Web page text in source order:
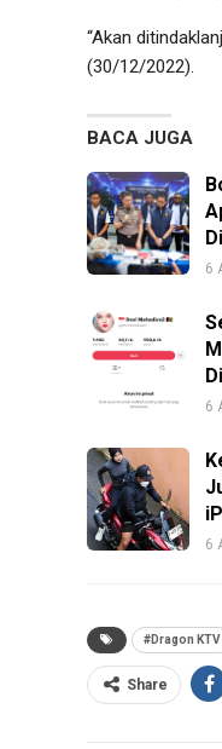
“Akan
(30/12/2022).
BACA JUGA
6
6
6
#Dragon KTV
Share